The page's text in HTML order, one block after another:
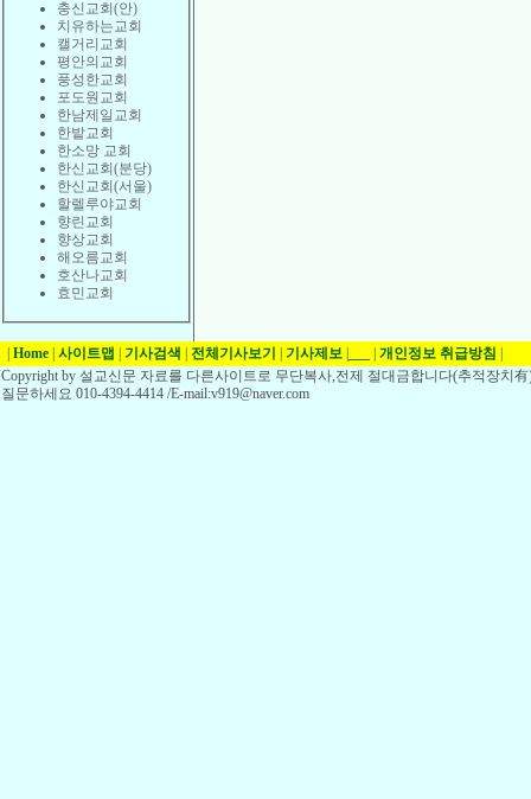
충신교회(안)
치유하는교회
캘거리교회
평안의교회
풍성한교회
포도원교회
한남제일교회
한밭교회
한소망 교회
한신교회(분당)
한신교회(서울)
할렐루야교회
향린교회
향상교회
해오름교회
호산나교회
효민교회
Home 사이트맵 기사검색 전체기사보기 기사제보 개인정보 취급방침
Copyright by 설교신문 자료를 다른사이트로 무단복사,전제 절대금합니다(추적장치
질문하세요 010-4394-4414 /E-mail:v919@naver.com